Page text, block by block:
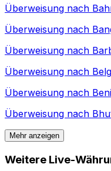
Überweisung nach
Überweisung nach
Überweisung nach
Überweisung nach
Überweisung nach
Überweisung nach
Mehr anzeigen
Weitere Live-